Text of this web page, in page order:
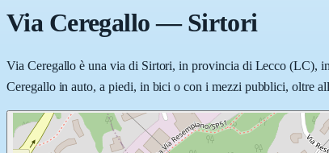
Via Ceregallo—Sirtori
Via Ceregallo è una via di Sirtori, in provincia di Lecco (LC),
Ceregallo in auto, a piedi, in bici o con i mezzi pubblici, oltre